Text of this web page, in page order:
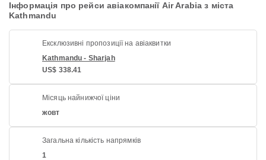
Інформація про рейси авіакомпанії Air Arabia з міста
Kathmandu
Ексклюзивні пропозиції на авіаквитки
Kathmandu - Sharjah
US$ 338.41
Місяць найнижчої ціни
жовт
Загальна кількість напрямків
1